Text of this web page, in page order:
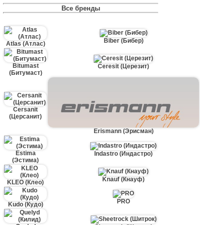
Все бренды
Atlas (Атлас) Biber (Бибер)
Bitumast
(Битумаст)
Ceresit (Церезит)
Cersanit
(Церсанит)
Erismann (Эрисман)
Estima
(Эстима)
Indastro (Индастро)
KLEO (Клео) Knauf (Кнауф)
Kudo (Кудо) PRO